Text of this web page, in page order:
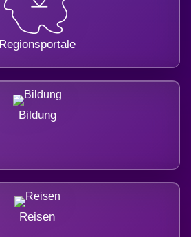
Regionsportale
Bildung
Reisen